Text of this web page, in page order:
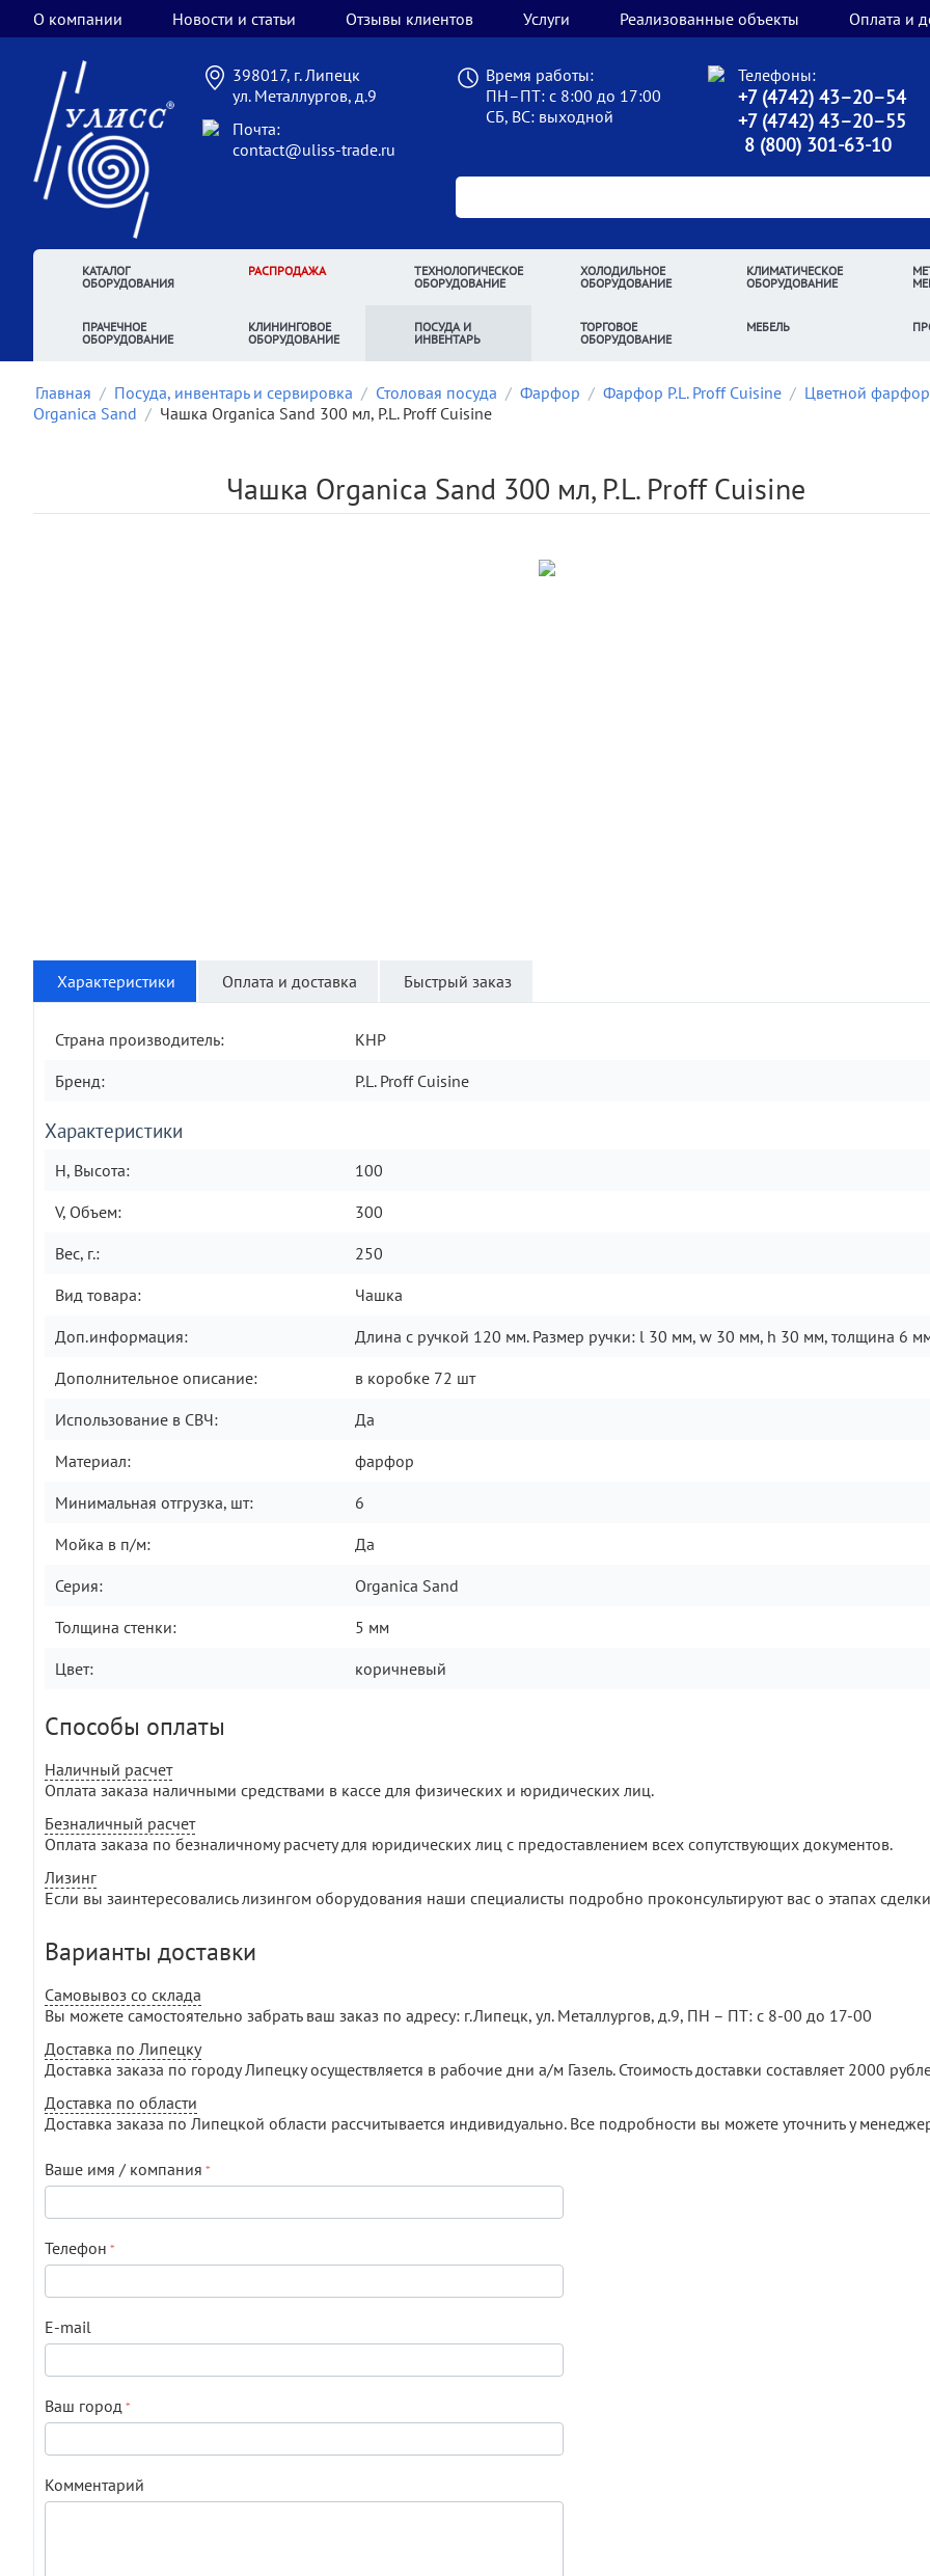
О компании Новости и статьи Отзывы клиентов Услуги Реализованные объекты Оплата и
398017, г. Липецк
ул. Металлургов, д.9
Почта:
contact@uliss-trade.ru
Время работы:
ПН–ПТ: с 8:00 до 17:00
СБ, ВС: выходной
Телефоны:
+7 (4742) 43–20–54
+7 (4742) 43–20–55
8 (800) 301-63-10
КАТАЛОГ
ОБОРУДОВАНИЯ
РАСПРОДАЖА
ТЕХНОЛОГИЧЕСКОЕ
ОБОРУДОВАНИЕ
ХОЛОДИЛЬНОЕ
ОБОРУДОВАНИЕ
КЛИМАТИЧЕСКОЕ
ОБОРУДОВАНИЕ
ПРАЧЕЧНОЕ
ОБОРУДОВАНИЕ
КЛИНИНГОВОЕ
ОБОРУДОВАНИЕ
ПОСУДА И
ИНВЕНТАРЬ
ТОРГОВОЕ
ОБОРУДОВАНИЕ
МЕБЕЛЬ
Главная / Посуда, инвентарь и сервировка / Столовая посуда / Фарфор / Фарфор P.L. Proff Cuisine / Цветной фарфор
Organica Sand / Чашка Organica Sand 300 мл, P.L. Proff Cuisine
Чашка Organica Sand 300 мл, P.L. Proff Cuisine
Характеристики Оплата и доставка Быстрый заказ
Страна производитель:
КНР
Бренд:
P.L. Proff Cuisine
Характеристики
H, Высота:
100
V, Объем:
300
Вес, г.:
250
Вид товара:
Чашка
Доп.информация:
Длина с ручкой 120 мм. Размер ручки: l 30 мм, w 30 мм, h 30 мм, толщина 6
Дополнительное описание:
в коробке 72 шт
Использование в СВЧ:
Да
Материал:
фарфор
Минимальная отгрузка, шт:
6
Мойка в п/м:
Да
Серия:
Organica Sand
Толщина стенки:
5 мм
Цвет:
коричневый
Способы оплаты
Наличный расчет
Оплата заказа наличными средствами в кассе для физических и юридических лиц.
Безналичный расчет
Оплата заказа по безналичному расчету для юридических лиц с предоставлением всех сопутствующих документов.
Лизинг
Если вы заинтересовались лизингом оборудования наши специалисты подробно проконсультируют вас о этапах
Варианты доставки
Самовывоз со склада
Вы можете самостоятельно забрать ваш заказ по адресу: г.Липецк, ул. Металлургов, д.9, ПН – ПТ: с 8-00 до 17-00
Доставка по Липецку
Доставка заказа по городу Липецку осуществляется в рабочие дни а/м Газель. Стоимость доставки составляет 2000
Доставка по области
Доставка заказа по Липецкой области рассчитывается индивидуально. Все подробности вы можете уточнить у
Ваше имя / компания
Телефон
E-mail
Ваш город
Комментарий